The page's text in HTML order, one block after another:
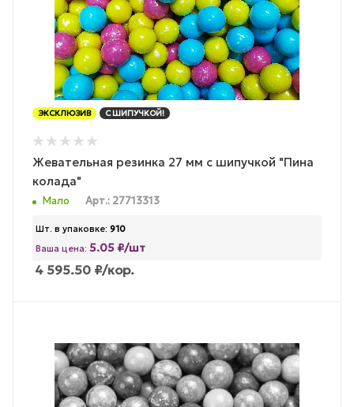
ЭКСКЛЮЗИВ С ШИПУЧКОЙ!
Жевательная резинка 27 мм с шипучкой "Пина
колада"
Мало Арт.: 27713313
Шт. в упаковке: 910
Ваша цена: 5.05 ₽/шт
4 595.50 ₽/кор.